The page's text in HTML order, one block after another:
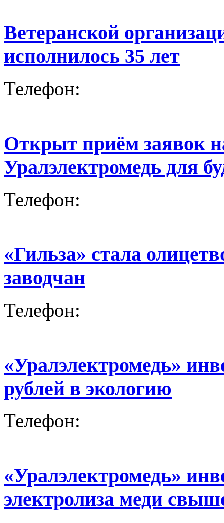
Ветеранской
исполнилось 35 лет
Телефон:
Открыт приём заявок
Уралэлектромедь для
Телефон:
«Гильза» стала
заводчан
Телефон:
«Уралэлектромедь»
рублей в экологию
Телефон:
«Уралэлектромедь»
электролиза меди